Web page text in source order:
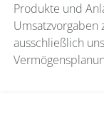
Produkte und
ausschließlich